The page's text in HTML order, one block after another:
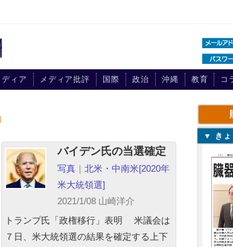
ィア メディア批評 国際 政治 沖縄 教育 コ
バイデン氏の当選確定
写真 ｜ 北米・中南米[2020年
米大統領選]
2021/1/08 山崎洋介
トランプ氏「政権移行」表明 米議会は
７日、米大統領選の結果を確定する上下
▼ きょ